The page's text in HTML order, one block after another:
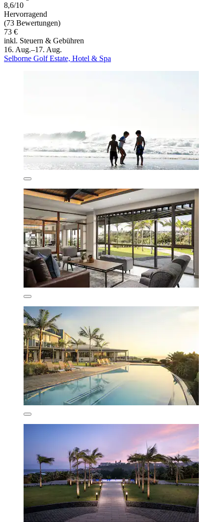
8,6/10
Hervorragend
(73 Bewertungen)
73 €
inkl. Steuern & Gebühren
16. Aug.–17. Aug.
Selborne Golf Estate, Hotel & Spa